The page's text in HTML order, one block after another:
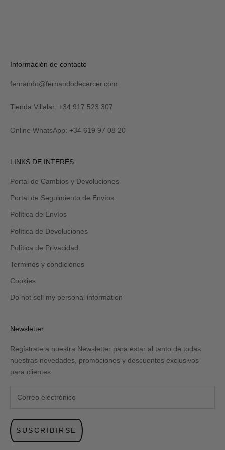
R
I
I
M
E
Verás
tu
al
y
recibirás
Revisa
carpeta
promociones
spam.
Información de contacto
fernando@fernandodecarcer.com
Tienda Villalar: +34 917 523 307
Online WhatsApp: +34 619 97 08 20
LINKS DE INTERÉS:
Portal de Cambios y Devoluciones
Portal de Seguimiento de Envíos
Política de Envíos
Política de Devoluciones
Política de Privacidad
Terminos y condiciones
Cookies
Do not sell my personal information
Newsletter
Regístrate a nuestra Newsletter para estar al tanto de todas
nuestras novedades, promociones y descuentos exclusivos
para clientes
SUSCRIBIRSE